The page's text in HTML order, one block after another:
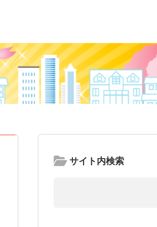
サイト内検索